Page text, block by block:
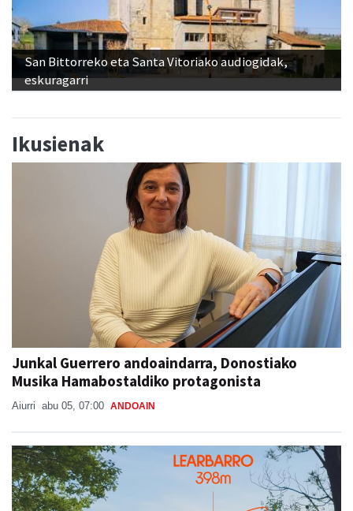
San Bittorreko eta Santa Vitoriako audiogidak,
eskuragarri
Junkal Guerrero andoaindarra, Donostiako
Musika Hamabostaldiko protagonista
Aiurri abu 05, 07:00